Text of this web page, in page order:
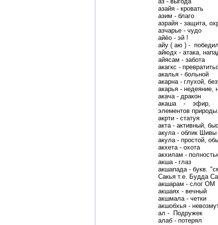
азайя - кровать
азим - благо
азрайя - защита,
азчарье - чудо
айёо - эй !
айу ( аю ) -
айюдх - атака,
айясам - забота
акагкс -
акалья - больной
акарна - глухой,
акарья - недеяние,
акача - дракон
акаша - эфир,
элементов природы
акрти - статуя
акта - активный,
акула - облик
акула - простой,
акхета - охота
акхилам -
акша - глаз
акшапада - букв.
Сакья т.е. Будда
акшарам - слог ОМ
акшаях - вечный
акшмала - четки
акшобхья -
ал - Подружек
алаб - потерял